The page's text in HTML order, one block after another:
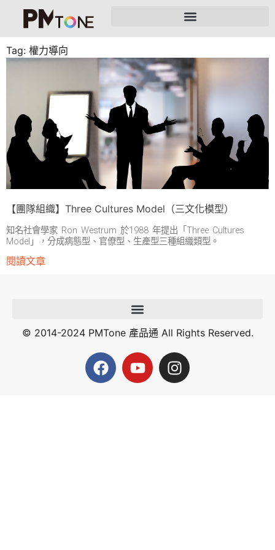
Tag: 權力導向
【團隊組織】Three Cultures Model（三文化模型）
知名社會學家 Ron Westrum 於1988 年提出「Three Cultures
Model」，分成病態型、官僚型、生產型三種組織類型。
閱讀文章
© 2014-2024 PMTone 產品通 All Rights Reserved.